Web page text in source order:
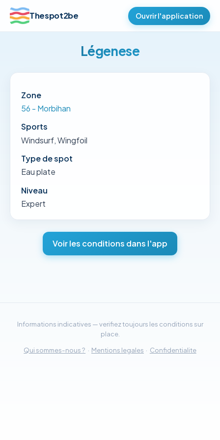
Thespot2be Ouvrir l'application
Légenese
Zone
56 - Morbihan
Sports
Windsurf, Wingfoil
Type de spot
Eau plate
Niveau
Expert
Voir les conditions dans l'app
Informations indicatives — verifiez toujours les conditions sur
place.
Qui sommes-nous ? · Mentions legales · Confidentialite